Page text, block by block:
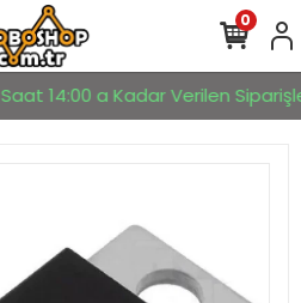
Saat 14:00 a Kadar Verilen
0